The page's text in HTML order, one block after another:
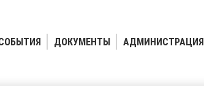
ДОКУМЕНТЫ АДМИНИСТРАЦИЯ